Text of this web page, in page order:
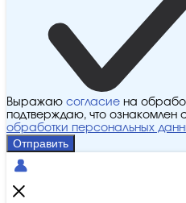
Выражаю согласие на
подтверждаю, что ознакомлен
обработки персональных
Отправить